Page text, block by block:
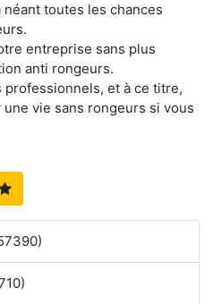
toutes les chances
entreprise sans plus
anti rongeurs.
professionnels, et à ce titre,
vie sans rongeurs si vous